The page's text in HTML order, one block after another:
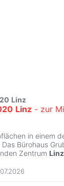
Linz
Linz - zur
in einem
Bürohaus
Zentrum Linz